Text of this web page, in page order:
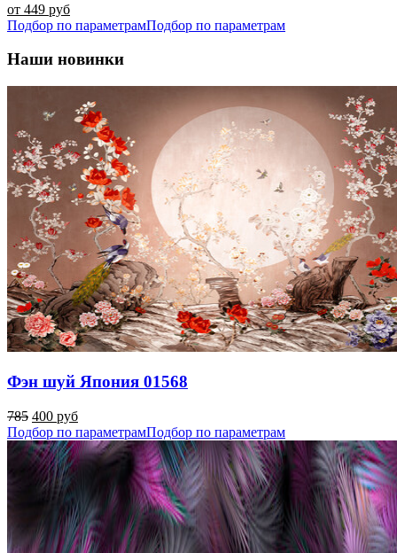
от 449 руб
Подбор по параметрамПодбор по параметрам
Наши новинки
Фэн шуй Япония 01568
785 400 руб
Подбор по параметрамПодбор по параметрам